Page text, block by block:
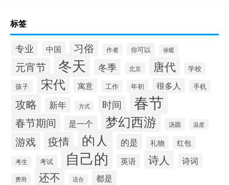
标签
专业 中国 习俗 作者 你可以 保暖
元宵节 冬天 冬季 北京 唐代 学校
孩子 宋代 寓意 工作 年初 很多人 手机
攻略 新年 方式 时间 春节
春节期间 是一个 梦幻西游 汤圆 温度
游戏 疫情 的人 的是 礼物 红包
考生 考试 自己的 英语 诗人 诗词
费用 还不 适合 都是